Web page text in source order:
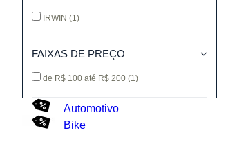
IRWIN (1)
FAIXAS DE PREÇO
de R$ 100 até R$ 200 (1)
Automotivo
Bike